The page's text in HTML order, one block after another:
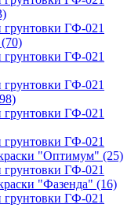
ГФ-021
(70)
ГФ-021
ГФ-021
ГФ-021
ГФ-021
"Оптимум" (25)
ГФ-021
"Фазенда" (16)
ГФ-021